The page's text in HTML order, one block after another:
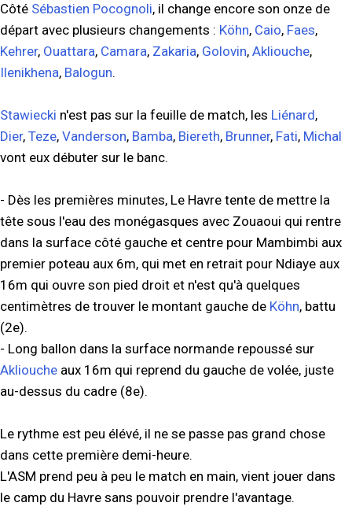
Côté Sébastien Pocognoli, il change encore son onze de
départ avec plusieurs changements : Köhn, Caio, Faes,
Kehrer, Ouattara, Camara, Zakaria, Golovin, Akliouche,
Ilenikhena, Balogun.
Stawiecki n'est pas sur la feuille de match, les Liénard,
Dier, Teze, Vanderson, Bamba, Biereth, Brunner, Fati, Michal
vont eux débuter sur le banc.
- Dès les premières minutes, Le Havre tente de mettre la
tête sous l'eau des monégasques avec Zouaoui qui rentre
dans la surface côté gauche et centre pour Mambimbi aux
premier poteau aux 6m, qui met en retrait pour Ndiaye aux
16m qui ouvre son pied droit et n'est qu'à quelques
centimètres de trouver le montant gauche de Köhn, battu
(2e).
- Long ballon dans la surface normande repoussé sur
Akliouche aux 16m qui reprend du gauche de volée, juste
au-dessus du cadre (8e).
Le rythme est peu élévé, il ne se passe pas grand chose
dans cette première demi-heure.
L'ASM prend peu à peu le match en main, vient jouer dans
le camp du Havre sans pouvoir prendre l'avantage.